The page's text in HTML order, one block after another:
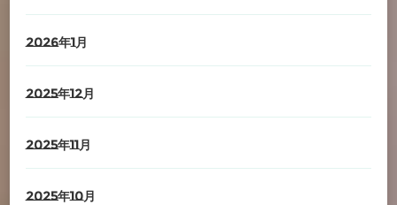
2026年1月
2025年12月
2025年11月
2025年10月